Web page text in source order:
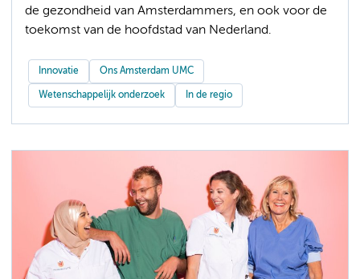
de gezondheid van Amsterdammers, en ook voor de
toekomst van de hoofdstad van Nederland.
Innovatie Ons Amsterdam UMC
Wetenschappelijk onderzoek In de regio